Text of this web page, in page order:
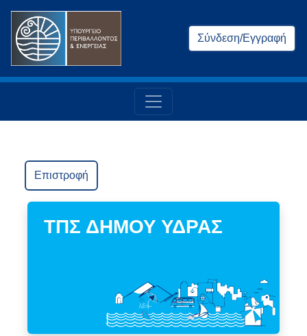
Σύνδεση/Εγγραφή
Επιστροφή
ΤΠΣ ΔΗΜΟΥ ΥΔΡΑΣ